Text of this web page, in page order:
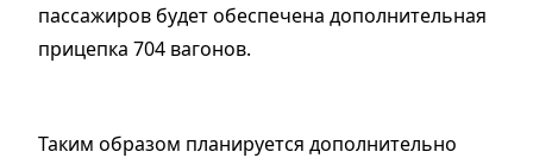
пассажиров будет обеспечена дополнительная
прицепка 704 вагонов.
Таким образом планируется дополнительно